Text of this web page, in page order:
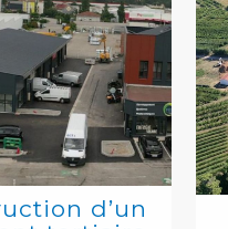
d’un